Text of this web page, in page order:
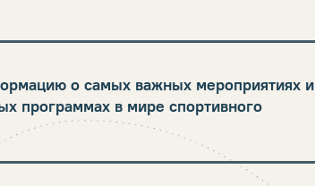
о самых важных мероприятиях и
программах в мире спортивного